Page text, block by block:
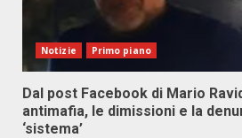
Notizie Primo piano
Dal post Facebook di Mario
antimafia, le dimissioni e la
‘sistema’